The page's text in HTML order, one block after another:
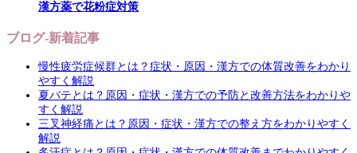
漢方薬で花粉症対策
ブログ-新着記事
慢性疲労症候群とは？症状・原因・漢方での体質改善をわかり
やすく解説
夏バテとは？原因・症状・漢方での予防と改善方法をわかりや
すく解説
三叉神経痛とは？原因・症状・漢方での整え方をわかりやすく
解説